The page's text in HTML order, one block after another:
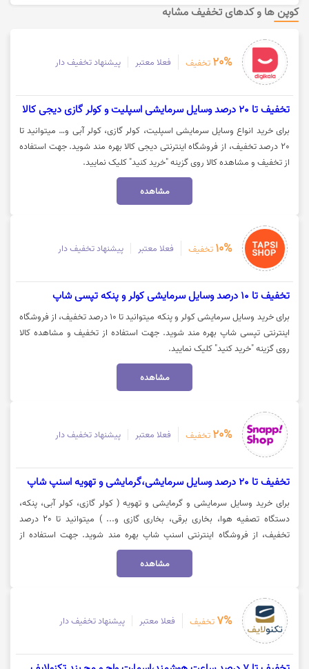
کوپن ها و کدهای تخفیف مشابه
20% تخفیف فعلا معتبر پیشنهاد تخفیف دار
تخفیف تا 20 درصد وسایل سرمایشی اسپلیت و کولر گازی دیجی کالا
برای خرید انواع وسایل سرمایشی اسپلیت، کولر گازی، کولر آبی و… میتوانید تا
20 درصد تخفیف، از فروشگاه اینترنتی دیجی کالا بهره مند شوید. جهت استفاده
از تخفیف و مشاهده کالا روی گزینه "خرید کنید" کلیک نمایید.
مشاهده
10% تخفیف فعلا معتبر پیشنهاد تخفیف دار
تخفیف تا 10 درصد وسایل سرمایشی کولر و پنکه تپسی شاپ
برای خرید وسایل سرمایشی کولر و پنکه میتوانید تا 10 درصد تخفیف، از فروشگاه
اینترنتی تپسی شاپ بهره مند شوید. جهت استفاده از تخفیف و مشاهده کالا
روی گزینه "خرید کنید" کلیک نمایید.
مشاهده
20% تخفیف فعلا معتبر پیشنهاد تخفیف دار
تخفیف تا 20 درصد وسایل سرمایشی،گرمایشی و تهویه اسنپ شاپ
برای خرید وسایل سرمایشی و گرمایشی و تهویه ( کولر گازی، کولر آبی، پنکه،
دستگاه تصفیه هوا، بخاری برقی، بخاری گازی و... ) میتوانید تا 20 درصد
تخفیف، از فروشگاه اینترنتی اسنپ شاپ بهره مند شوید. جهت استفاده از
تخفیف و مشاهده کالا روی گزینه "خرید کنید" کلیک نمایید.
مشاهده
7% تخفیف فعلا معتبر پیشنهاد تخفیف دار